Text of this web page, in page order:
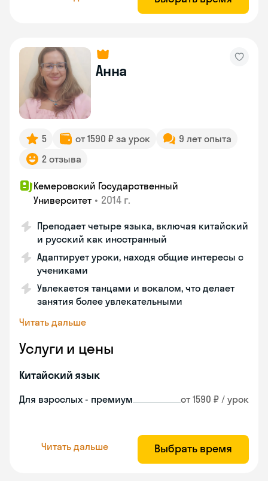
Анна
5 от 1590 ₽ за урок
9 лет опыта
2 отзыва
Кемеровский Государственный
Университет • 2014 г.
Преподает четыре языка, включая китайский
и русский как иностранный
Адаптирует уроки, находя общие интересы с
учениками
Увлекается танцами и вокалом, что делает
занятия более увлекательными
Читать дальше
Услуги и цены
Китайский язык
Для взрослых - премиум от 1590 ₽ / урок
Читать дальше Выбрать время